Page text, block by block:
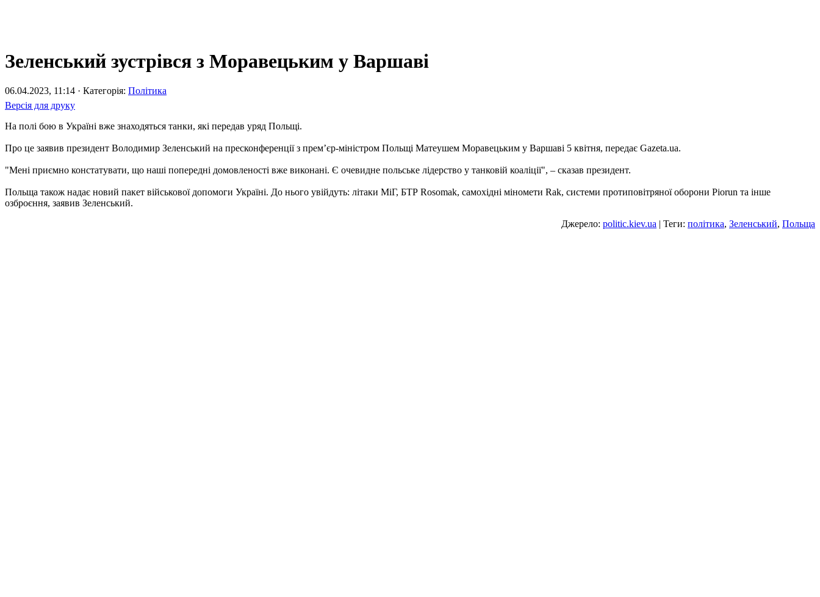
Зеленський зустрівся з Моравецьким у Варшаві
06.04.2023, 11:14 · Категорія: Політика
Версія для друку
На полі бою в Україні вже знаходяться танки, які передав уряд Польщі.
Про це заявив президент Володимир Зеленський на пресконференції з премʼєр-міністром Польщі Матеушем Моравецьким у Варшаві 5 квітня, передає Gazeta.ua.
"Мені приємно констатувати, що наші попередні домовленості вже виконані. Є очевидне польське лідерство у танковій коаліції", – сказав президент.
Польща також надає новий пакет військової допомоги Україні. До нього увійдуть: літаки МіГ, БТР Rosomak, самохідні міномети Rak, системи протиповітряної оборони Piorun та інше
озброєння, заявив Зеленський.
Джерело: politic.kiev.ua | Теги: політика, Зеленський, Польща